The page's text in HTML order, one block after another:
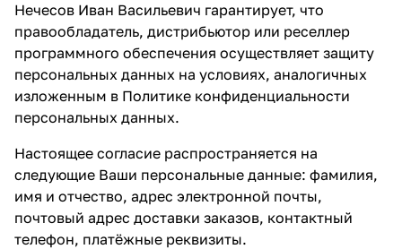
Нечесов Иван Васильевич гарантирует, что
правообладатель, дистрибьютор или реселлер
программного обеспечения осуществляет защиту
персональных данных на условиях, аналогичных
изложенным в Политике конфиденциальности
персональных данных.
Настоящее согласие распространяется на
следующие Ваши персональные данные: фамилия,
имя и отчество, адрес электронной почты,
почтовый адрес доставки заказов, контактный
телефон, платёжные реквизиты.